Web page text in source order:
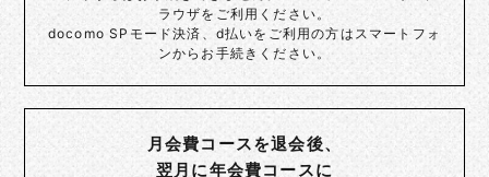
ラウザをご利用ください。
docomo SPモード決済、d払いをご利用の方はスマートフォ
ンからお手続きください。
月会費コースを退会後、
翌月に年会費コースに